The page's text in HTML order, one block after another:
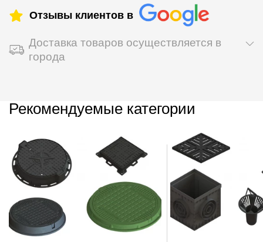
Отзывы клиентов в
Доставка товаров осуществляется в
города
Рекомендуемые категории